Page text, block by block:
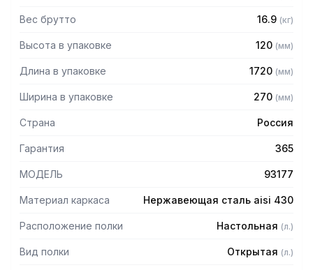
— Полка поставляется в разобранном виде
Вес брутто 16.9 (кг)
Высота в упаковке 120 (мм)
Длина в упаковке 1720 (мм)
Ширина в упаковке 270 (мм)
Страна Россия
Гарантия 365
МОДЕЛЬ 93177
Материал каркаса Нержавеющая сталь aisi 430
Расположение полки Настольная (л.)
Вид полки Открытая (л.)